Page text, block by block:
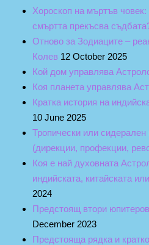
Хороскоп на мъртъв
смъртта прекъсва
Отново за Зодиаците –
Колев 12 October 2025
Кой дом управлява
Коя планета управлява
Кратка история на
10 June 2025
Тропически или сидерален
(дирекции, профекции,
Коя е най духовната
индийската, китайската
2024
Предстоящ втори
December 2023
Предстояща рядка и